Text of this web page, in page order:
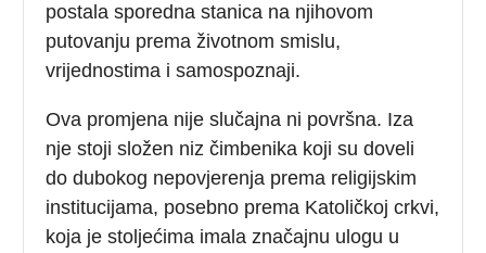
postala sporedna stanica na njihovom
putovanju prema životnom smislu,
vrijednostima i samospoznaji.
Ova promjena nije slučajna ni površna. Iza
nje stoji složen niz čimbenika koji su doveli
do dubokog nepovjerenja prema religijskim
institucijama, posebno prema Katoličkoj crkvi,
koja je stoljećima imala značajnu ulogu u